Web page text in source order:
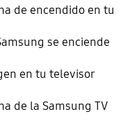
de encendido en tu
se enciende
en tu televisor
de la Samsung TV